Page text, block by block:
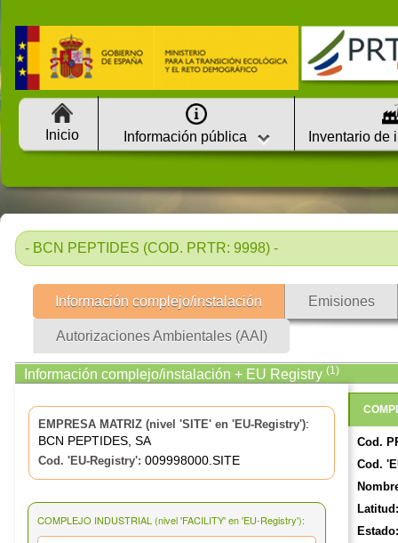
Inicio Información pública Inventario de
- BCN PEPTIDES (COD. PRTR: 9998) -
Información complejo/instalación Emisiones
Autorizaciones Ambientales (AAI)
Información complejo/instalación + EU Registry (1)
EMPRESA MATRIZ (nivel 'SITE' en 'EU-Registry'):
BCN PEPTIDES, SA
Cod. 'EU-Registry': 009998000.SITE
COMPLEJO INDUSTRIAL (nivel 'FACILITY' en 'EU-Registry'):
Cod.
Cod.
Latitud:
Estado: